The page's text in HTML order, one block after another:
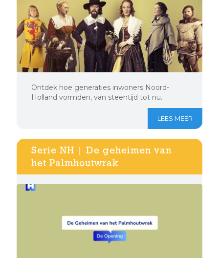
Ontdek hoe generaties inwoners Noord-
Holland vormden, van steentijd tot nu.
LEES MEER
Serie NH | De geheimen van
het Palmhoutwrak